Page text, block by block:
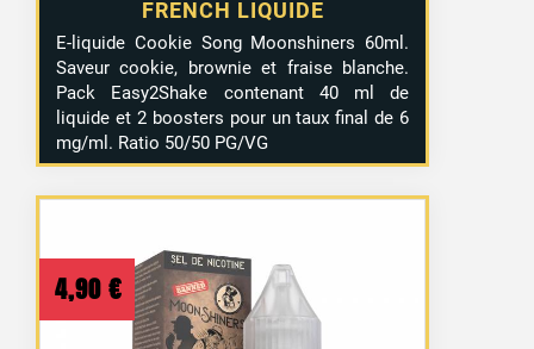
FRENCH LIQUIDE
E-liquide Cookie Song Moonshiners 60ml.
Saveur cookie, brownie et fraise blanche.
Pack Easy2Shake contenant 40 ml de
liquide et 2 boosters pour un taux final de 6
mg/ml. Ratio 50/50 PG/VG
4,90 €